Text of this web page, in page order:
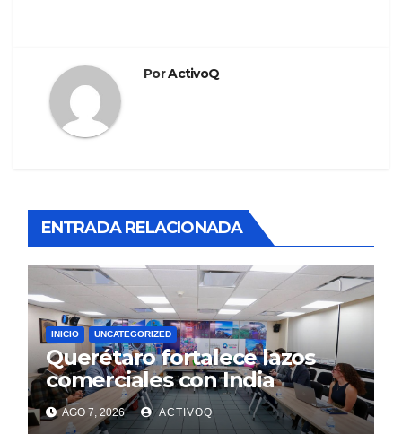
PorActivoQ
ENTRADA RELACIONADA
INICIO UNCATEGORIZED
Querétaro fortalece lazos
comerciales con India
AGO 7, 2026 ACTIVOQ